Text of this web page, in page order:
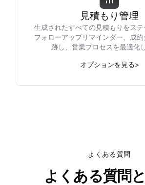
見積もり管理
生成されたすべての見積もりをステ
フォローアップリマインダー、成
跡し、営業プロセスを最適化
オプションを見る>
よくある質問
よくある質問